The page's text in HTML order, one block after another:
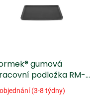
gumová
podložka RM-
(3-8 týdny)